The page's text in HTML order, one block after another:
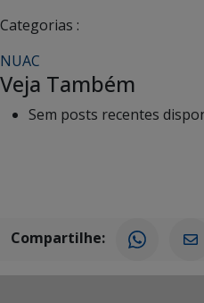
Categorias :
NUAC
Veja Também
Sem posts recentes
Compartilhe: